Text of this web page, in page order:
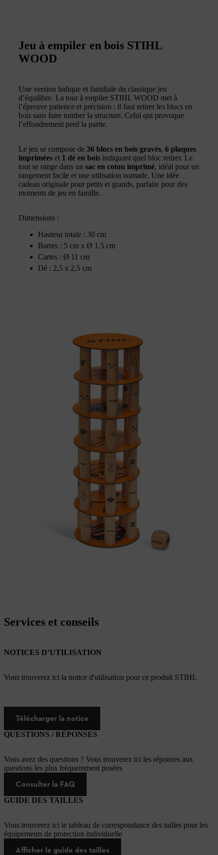
Jeu à empiler en bois STIHL
WOOD
Une version ludique et familiale du classique jeu
d’équilibre. La tour à empiler STIHL WOOD met à
l’épreuve patience et précision : il faut retirer les blocs en
bois sans faire tomber la structure. Celui qui provoque
l’effondrement perd la partie.
Le jeu se compose de 36 blocs en bois gravés, 6 plaques
imprimées et 1 dé en bois indiquant quel bloc retirer. Le
tout se range dans un sac en coton imprimé, idéal pour un
rangement facile et une utilisation nomade. Une idée
cadeau originale pour petits et grands, parfaite pour des
moments de jeu en famille.
Dimensions :
Hauteur totale : 30 cm
Barres : 5 cm x Ø 1,5 cm
Cartes : Ø 11 cm
Dé : 2,5 x 2,5 cm
Services et conseils
NOTICES D’UTILISATION
Vous trouverez ici la notice d'utilisation pour ce produit STIHL
Télécharger la notice
QUESTIONS / RÉPONSES
Vous avez des questions ? Vous trouverez ici les réponses aux
questions les plus fréquemment posées
Consulter la FAQ
GUIDE DES TAILLES
Vous trouverez ici le tableau de correspondance des tailles pour les
équipements de protection individuelle
Afficher le guide des tailles